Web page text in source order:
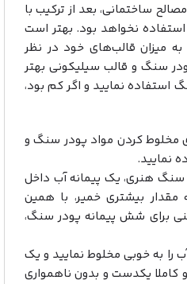
ساختمانی، بعد از ترکیب با
نخواهد بود. بهتر است
میزان قالب‌های خود در نظر
سنگ و قالب سیلیکونی بهتر
نمایید و اگر کم بود،
کردن مواد پودر سنگ و
نمایید.
هنری، یک پیمانه آب داخل
مقدار بیشتری خمیر، با همین
برای شش پیمانه پودر سنگ،
به خوبی مخلوط نمایید و یک
یکدست و بدون ناهمواری